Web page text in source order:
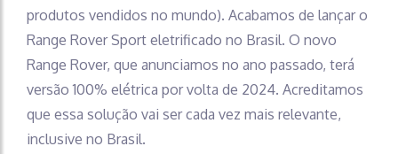
produtos vendidos no mundo). Acabamos de lançar o
Range Rover Sport eletrificado no Brasil. O novo
Range Rover, que anunciamos no ano passado, terá
versão 100% elétrica por volta de 2024. Acreditamos
que essa solução vai ser cada vez mais relevante,
inclusive no Brasil.